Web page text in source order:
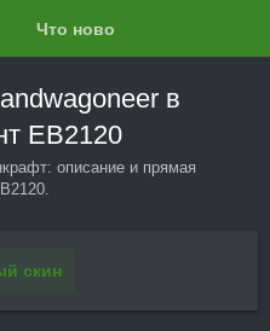
Что нового?
в
EB2120
описание и прямая
скин